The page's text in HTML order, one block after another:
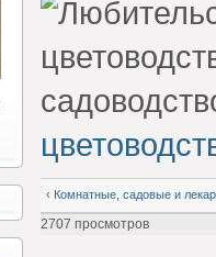
‹ Комнатные, садовые и
2707 просмотров